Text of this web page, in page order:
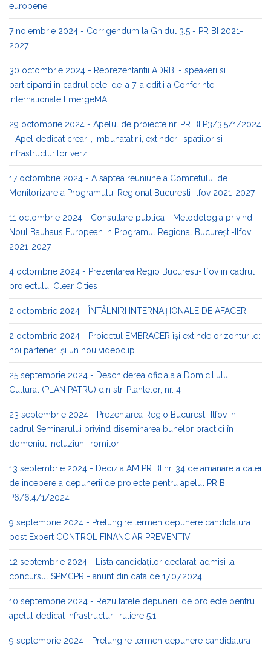
europene!
7 noiembrie 2024 - Corrigendum la Ghidul 3.5 - PR BI 2021-
2027
30 octombrie 2024 - Reprezentantii ADRBI - speakeri si
participanti in cadrul celei de-a 7-a editii a Conferintei
Internationale EmergeMAT
29 octombrie 2024 - Apelul de proiecte nr. PR BI P3/3.5/1/2024
- Apel dedicat crearii, imbunatatirii, extinderii spatiilor si
infrastructurilor verzi
17 octombrie 2024 - A saptea reuniune a Comitetului de
Monitorizare a Programului Regional Bucuresti-Ilfov 2021-2027
11 octombrie 2024 - Consultare publica - Metodologia privind
Noul Bauhaus European in Programul Regional București-Ilfov
2021-2027
4 octombrie 2024 - Prezentarea Regio Bucuresti-Ilfov in cadrul
proiectului Clear Cities
2 octombrie 2024 - ÎNTÂLNIRI INTERNAȚIONALE DE AFACERI
2 octombrie 2024 - Proiectul EMBRACER își extinde orizonturile:
noi parteneri și un nou videoclip
25 septembrie 2024 - Deschiderea oficiala a Domiciliului
Cultural (PLAN PATRU) din str. Plantelor, nr. 4
23 septembrie 2024 - Prezentarea Regio Bucuresti-Ilfov in
cadrul Seminarului privind diseminarea bunelor practici în
domeniul incluziunii romilor
13 septembrie 2024 - Decizia AM PR BI nr. 34 de amanare a datei
de incepere a depunerii de proiecte pentru apelul PR BI
P6/6.4/1/2024
9 septembrie 2024 - Prelungire termen depunere candidatura
post Expert CONTROL FINANCIAR PREVENTIV
12 septembrie 2024 - Lista candidaților declarati admisi la
concursul SPMCPR - anunt din data de 17.07.2024
10 septembrie 2024 - Rezultatele depunerii de proiecte pentru
apelul dedicat infrastructurii rutiere 5.1
9 septembrie 2024 - Prelungire termen depunere candidatura